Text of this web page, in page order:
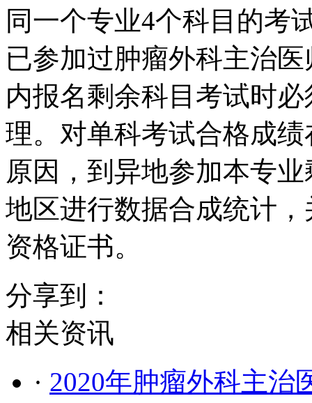
同一个专业4个科目的考
已参加过肿瘤外科主治
内报名剩余科目考试时
理。对单科考试合格成
原因，到异地参加本专
地区进行数据合成统计
资格证书。
分享到：
相关资讯
· 2020年肿瘤外科主治